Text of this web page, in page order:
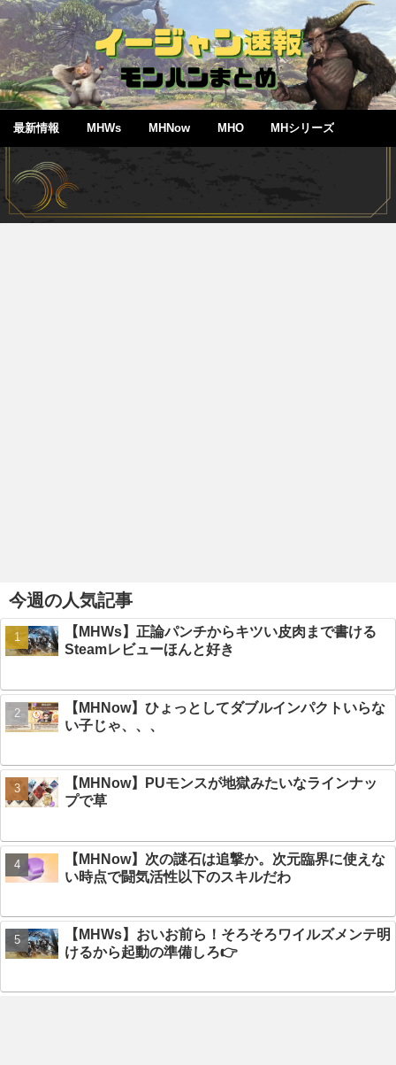
最新情報 MHWs MHNow MHO MHシリーズ
今週の人気記事
【MHWs】正論パンチからキツい皮肉まで書ける
Steamレビューほんと好き
【MHNow】ひょっとしてダブルインパクトいらな
い子じゃ、、、
【MHNow】PUモンスが地獄みたいなラインナッ
プで草
【MHNow】次の謎石は追撃か。次元臨界に使えな
い時点で闘気活性以下のスキルだわ
【MHWs】おいお前ら！そろそろワイルズメンテ明
けるから起動の準備しろ👉